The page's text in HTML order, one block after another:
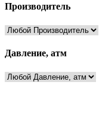
Производитель
Давление, атм